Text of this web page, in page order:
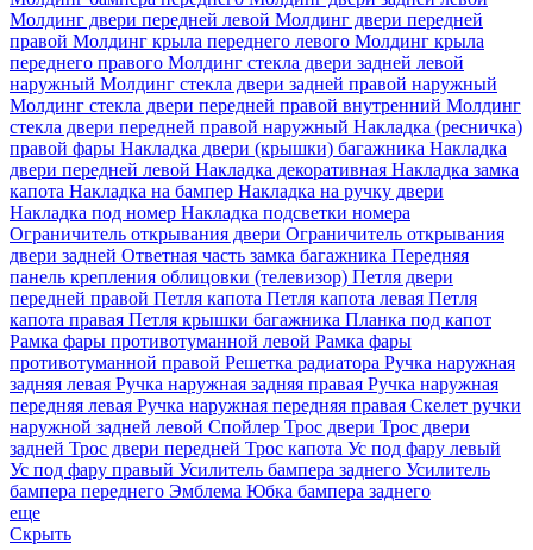
Молдинг двери передней левой Молдинг двери передней
правой Молдинг крыла переднего левого Молдинг крыла
переднего правого Молдинг стекла двери задней левой
наружный Молдинг стекла двери задней правой наружный
Молдинг стекла двери передней правой внутренний Молдинг
стекла двери передней правой наружный Накладка (ресничка)
правой фары Накладка двери (крышки) багажника Накладка
двери передней левой Накладка декоративная Накладка замка
капота Накладка на бампер Накладка на ручку двери
Накладка под номер Накладка подсветки номера
Ограничитель открывания двери Ограничитель открывания
двери задней Ответная часть замка багажника Передняя
панель крепления облицовки (телевизор) Петля двери
передней правой Петля капота Петля капота левая Петля
капота правая Петля крышки багажника Планка под капот
Рамка фары противотуманной левой Рамка фары
противотуманной правой Решетка радиатора Ручка наружная
задняя левая Ручка наружная задняя правая Ручка наружная
передняя левая Ручка наружная передняя правая Скелет ручки
наружной задней левой Спойлер Трос двери Трос двери
задней Трос двери передней Трос капота Ус под фару левый
Ус под фару правый Усилитель бампера заднего Усилитель
бампера переднего Эмблема Юбка бампера заднего
еще
Скрыть